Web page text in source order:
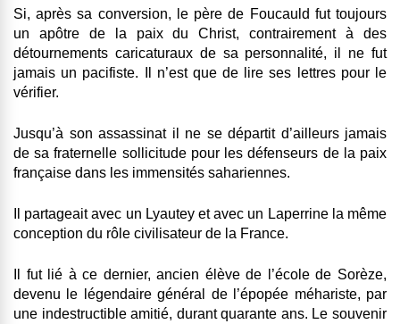
Si, après sa conversion, le père de Foucauld fut toujours
un apôtre de la paix du Christ, contrairement à des
détournements caricaturaux de sa personnalité, il ne fut
jamais un pacifiste. Il n’est que de lire ses lettres pour le
vérifier.
Jusqu’à son assassinat il ne se départit d’ailleurs jamais
de sa fraternelle sollicitude pour les défenseurs de la paix
française dans les immensités sahariennes.
Il partageait avec un Lyautey et avec un Laperrine la même
conception du rôle civilisateur de la France.
Il fut lié à ce dernier, ancien élève de l’école de Sorèze,
devenu le légendaire général de l’épopée méhariste, par
une indestructible amitié, durant quarante ans. Le souvenir